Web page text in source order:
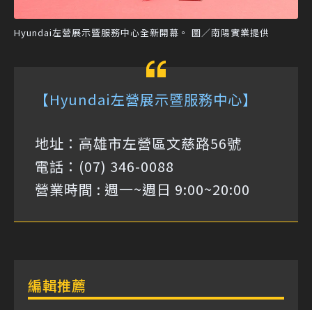
Hyundai左營展示暨服務中心全新開幕。 圖／南陽實業提供
【Hyundai左營展示暨服務中心】
地址：高雄市左營區文慈路56號
電話：(07) 346-0088
營業時間 : 週一~週日 9:00~20:00
編輯推薦